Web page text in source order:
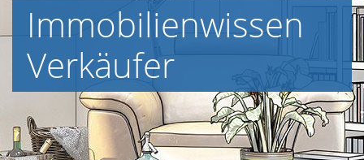
Immobilienwissen
Verkäufer